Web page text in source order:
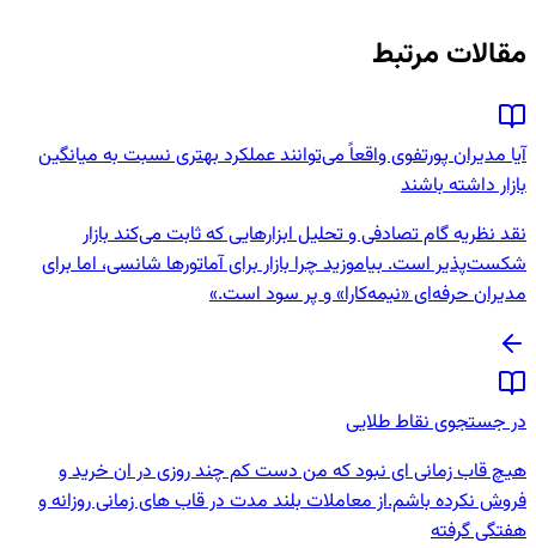
مقالات مرتبط
آیا مدیران پورتفوی واقعاً می‌توانند عملکرد بهتری نسبت به میانگین
بازار داشته باشند
نقد نظریه گام تصادفی و تحلیل ابزارهایی که ثابت می‌کند بازار
شکست‌پذیر است. بیاموزید چرا بازار برای آماتورها شانسی، اما برای
مدیران حرفه‌ای «نیمه‌کارا» و پر سود است.»
در جستجوی نقاط طلایی
هیچ قاب زمانی ای نبود که من دست کم چند روزی در ان خرید و
فروش نکرده باشم.از معاملات بلند مدت در قاب های زمانی روزانه و
هفتگی گرفته